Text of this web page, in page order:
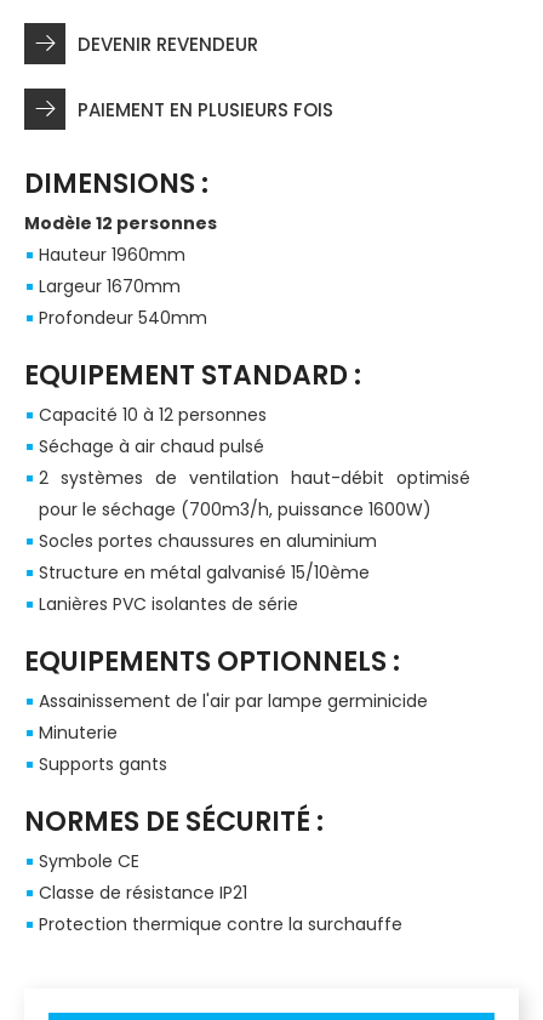
DEVENIR REVENDEUR
PAIEMENT EN PLUSIEURS FOIS
DIMENSIONS :
Modèle 12 personnes
Hauteur 1960mm
Largeur 1670mm
Profondeur 540mm
EQUIPEMENT STANDARD :
Capacité 10 à 12 personnes
Séchage à air chaud pulsé
2 systèmes de ventilation haut-débit optimisé
pour le séchage (700m3/h, puissance 1600W)
Socles portes chaussures en aluminium
Structure en métal galvanisé 15/10ème
Lanières PVC isolantes de série
EQUIPEMENTS OPTIONNELS :
Assainissement de l'air par lampe germinicide
Minuterie
Supports gants
NORMES DE SÉCURITÉ :
Symbole CE
Classe de résistance IP21
Protection thermique contre la surchauffe